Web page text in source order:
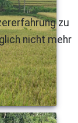
zu
nicht mehr